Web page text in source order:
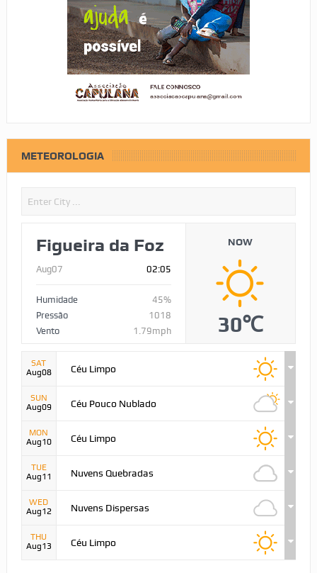
METEOROLOGIA
Figueira da Foz
Aug07 02:05
Humidade
45%
Pressão
1018
Vento
1.79mph
NOW
30℃
SAT
Aug08
Céu Limpo
SUN
Aug09
Céu Pouco Nublado
MON
Aug10
Céu Limpo
TUE
Aug11
Nuvens Quebradas
WED
Aug12
Nuvens Dispersas
THU
Aug13
Céu Limpo